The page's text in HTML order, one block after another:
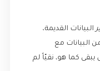
البيانات القديمة،
البيانات مع
يبقى كما هو، نقيّاً لم